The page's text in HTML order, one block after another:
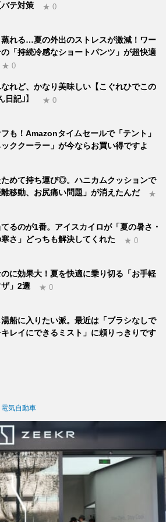
テ対策
★ 0
れる…夏の外出のストレスが激減！ワー
「持続冷感なショートパンツ」が超快適
★ 0
れど、かなり美味しい【こぐれひでこの
日記｣】
★ 0
も！Amazonタイムセールで「テント」
ククーラー」が今ならお買い得ですよ
めて持ち運び◎。ハニカムクッションで
離移動、お尻痛い問題」が消えたんだ
★
るのが1番。アイスカイロが「夏の暑さ・
さ」どっちも解決してくれた
★ 0
に効果大！夏を快適に乗り切る「お手軽
」2選
★ 0
船に入りたい派。最近は「ブラシなしで
レイにできるミスト」に頼りっきりです
電気自動車